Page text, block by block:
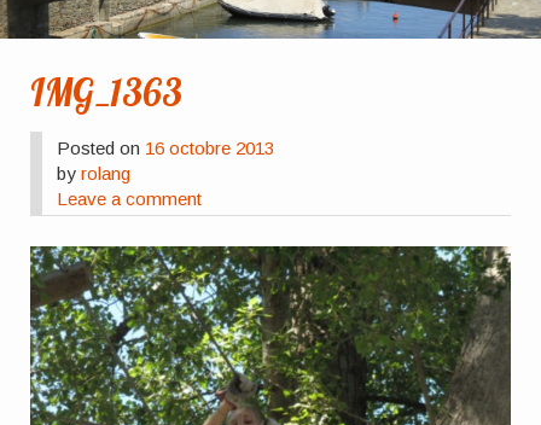
IMG_1363
Posted on 16 octobre 2013
byrolang
Leave a comment